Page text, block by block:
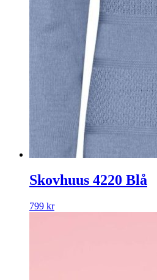
Skovhuus 4220 Blå
799 kr